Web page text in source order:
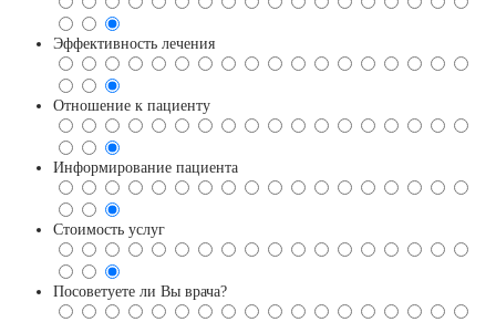
Эффективность лечения
Отношение к пациенту
Информирование пациента
Стоимость услуг
Посоветуете ли Вы врача?